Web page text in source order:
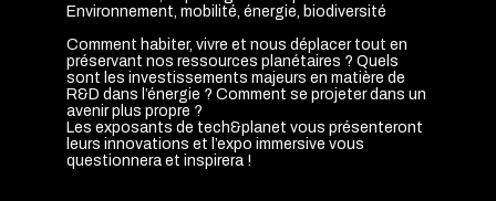
Environnement, mobilité, énergie, biodiversité
Comment habiter, vivre et nous déplacer tout en
préservant nos ressources planétaires ? Quels
sont les investissements majeurs en matière de
R&D dans l’énergie ? Comment se projeter dans un
avenir plus propre ?
Les exposants de tech&planet vous présenteront
leurs innovations et l’expo immersive vous